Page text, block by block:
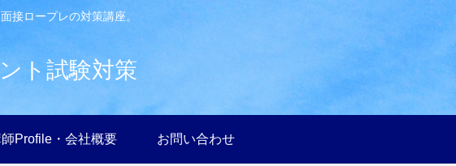
接ロープレの対策講座。
ト試験対策
Profile・会社概要 お問い合わせ